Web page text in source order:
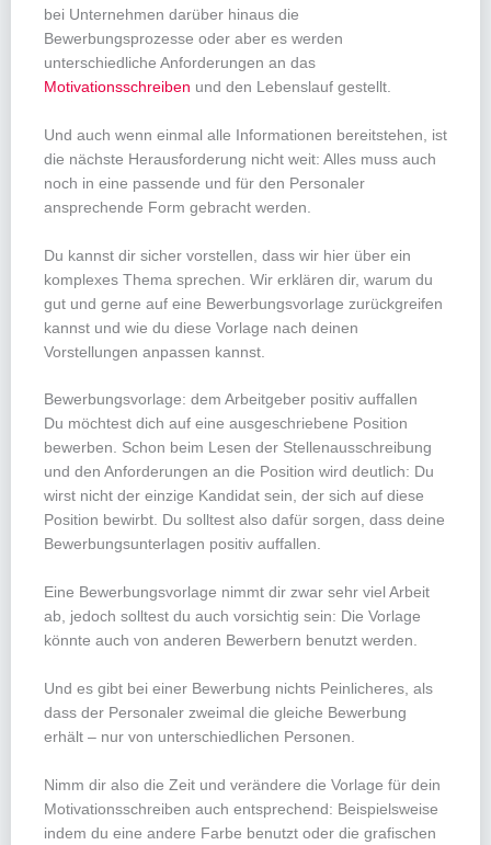
bei Unternehmen darüber hinaus die
Bewerbungsprozesse oder aber es werden
unterschiedliche Anforderungen an das
Motivationsschreiben und den Lebenslauf gestellt.
Und auch wenn einmal alle Informationen bereitstehen, ist
die nächste Herausforderung nicht weit: Alles muss auch
noch in eine passende und für den Personaler
ansprechende Form gebracht werden.
Du kannst dir sicher vorstellen, dass wir hier über ein
komplexes Thema sprechen. Wir erklären dir, warum du
gut und gerne auf eine Bewerbungsvorlage zurückgreifen
kannst und wie du diese Vorlage nach deinen
Vorstellungen anpassen kannst.
Bewerbungsvorlage: dem Arbeitgeber positiv auffallen
Du möchtest dich auf eine ausgeschriebene Position
bewerben. Schon beim Lesen der Stellenausschreibung
und den Anforderungen an die Position wird deutlich: Du
wirst nicht der einzige Kandidat sein, der sich auf diese
Position bewirbt. Du solltest also dafür sorgen, dass deine
Bewerbungsunterlagen positiv auffallen.
Eine Bewerbungsvorlage nimmt dir zwar sehr viel Arbeit
ab, jedoch solltest du auch vorsichtig sein: Die Vorlage
könnte auch von anderen Bewerbern benutzt werden.
Und es gibt bei einer Bewerbung nichts Peinlicheres, als
dass der Personaler zweimal die gleiche Bewerbung
erhält – nur von unterschiedlichen Personen.
Nimm dir also die Zeit und verändere die Vorlage für dein
Motivationsschreiben auch entsprechend: Beispielsweise
indem du eine andere Farbe benutzt oder die grafischen